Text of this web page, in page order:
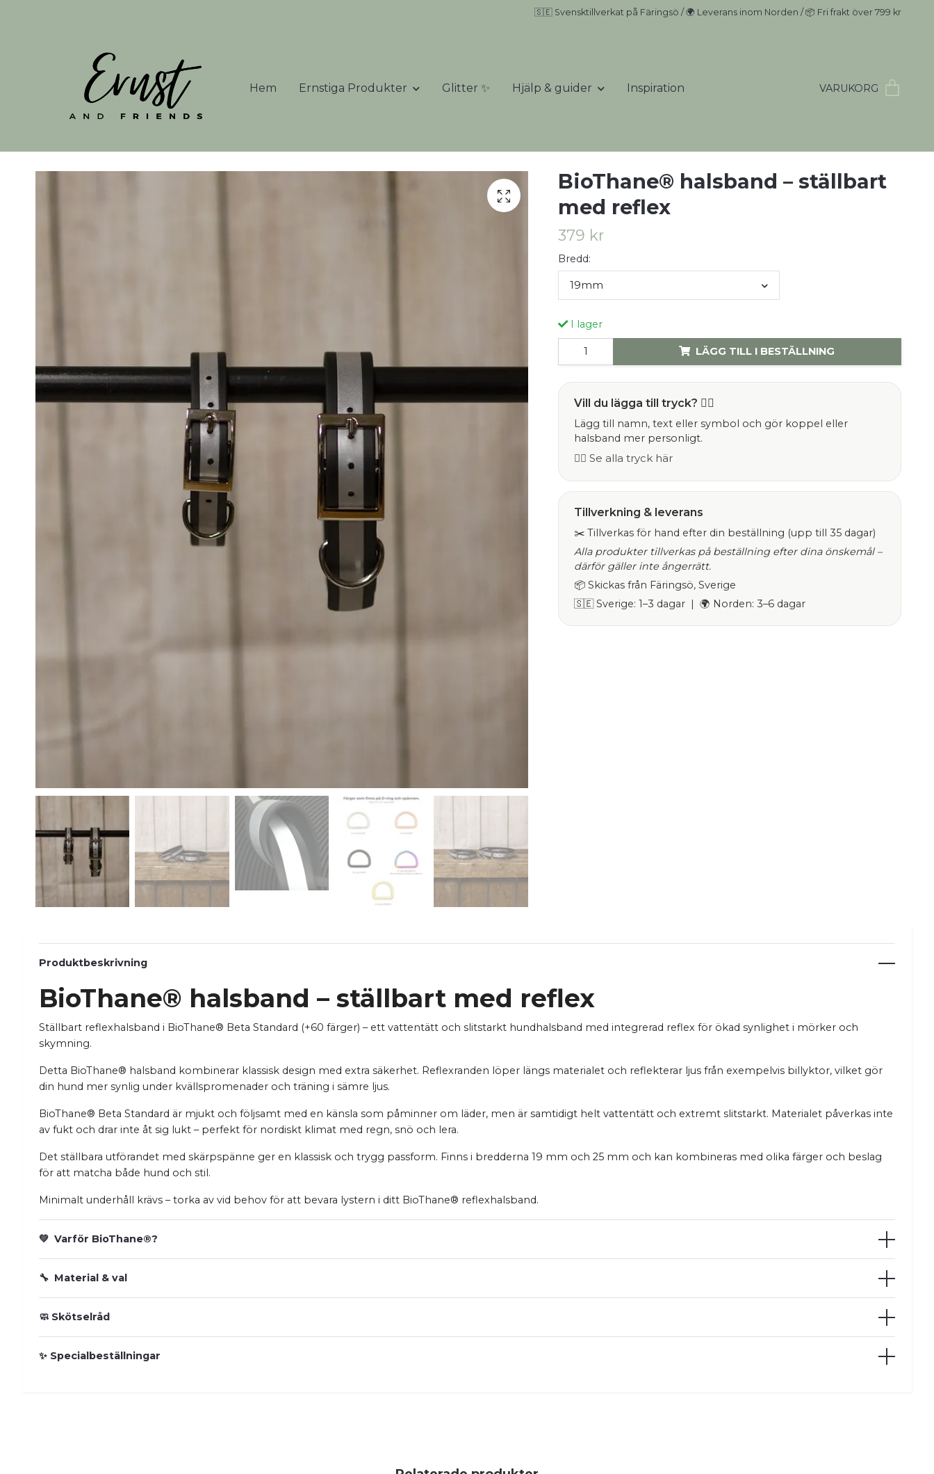
🇸🇪 Svensktillverkat på Färingsö / 🌍 Leverans inom Norden / 📦 Fri frakt över 799 kr
Hem Ernstiga Produkter Glitter ✨ Hjälp & guider Inspiration VARUKORG
BioThane® halsband – ställbart
med reflex
379 kr
Bredd:
19mm
I lager
LÄGG TILL I BESTÄLLNING
Vill du lägga till tryck? ✍🏻
Lägg till namn, text eller symbol och gör koppel eller
halsband mer personligt.
👉🏻 Se alla tryck här
Tillverkning & leverans
✂️ Tillverkas för hand efter din beställning (upp till 35 dagar)
Alla produkter tillverkas på beställning efter dina önskemål –
därför gäller inte ångerrätt.
📦 Skickas från Färingsö, Sverige
🇸🇪 Sverige: 1–3 dagar | 🌍 Norden: 3–6 dagar
Produktbeskrivning
BioThane® halsband – ställbart med reflex
Ställbart reflexhalsband i BioThane® Beta Standard (+60 färger) – ett vattentätt och slitstarkt hundhalsband med integrerad reflex för ökad synlighet i mörker och
skymning.
Detta BioThane® halsband kombinerar klassisk design med extra säkerhet. Reflexranden löper längs materialet och reflekterar ljus från exempelvis billyktor, vilket gör
din hund mer synlig under kvällspromenader och träning i sämre ljus.
BioThane® Beta Standard är mjukt och följsamt med en känsla som påminner om läder, men är samtidigt helt vattentätt och extremt slitstarkt. Materialet påverkas inte
av fukt och drar inte åt sig lukt – perfekt för nordiskt klimat med regn, snö och lera.
Det ställbara utförandet med skärpspänne ger en klassisk och trygg passform. Finns i bredderna 19 mm och 25 mm och kan kombineras med olika färger och beslag
för att matcha både hund och stil.
Minimalt underhåll krävs – torka av vid behov för att bevara lystern i ditt BioThane® reflexhalsband.
💚 Varför BioThane®?
🔧 Material & val
🧼 Skötselråd
✨ Specialbeställningar